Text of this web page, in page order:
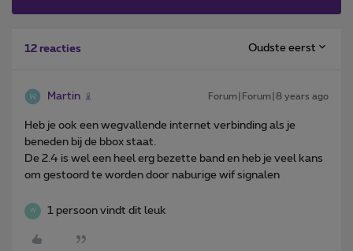
12 reacties Oudste eerst
Martin Forum|Forum|8 years ago
Heb je ook een wegvallende internet verbinding als je
beneden bij de bbox staat.
De 2.4 is wel een heel erg bezette band en heb je veel kans
om gestoord te worden door naburige wif signalen
W 1 persoon vindt dit leuk